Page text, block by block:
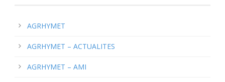
AGRHYMET
AGRHYMET – ACTUALITES
AGRHYMET – AMI